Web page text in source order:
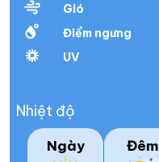
Gió
Điểm ngưng
UV
Nhiệt độ
Ngày Đêm